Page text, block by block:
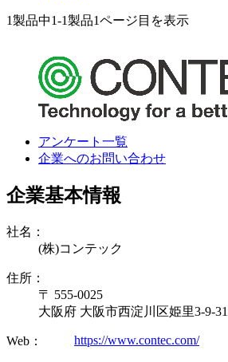
1製品中1-1製品1ページ目を表示
アンケート一覧
企業へのお問い合わせ
企業基本情報
社名：
(株)コンテック
住所：
〒 555-0025
大阪府 大阪市西淀川区姫里3-9-31
Web： https://www.contec.com/